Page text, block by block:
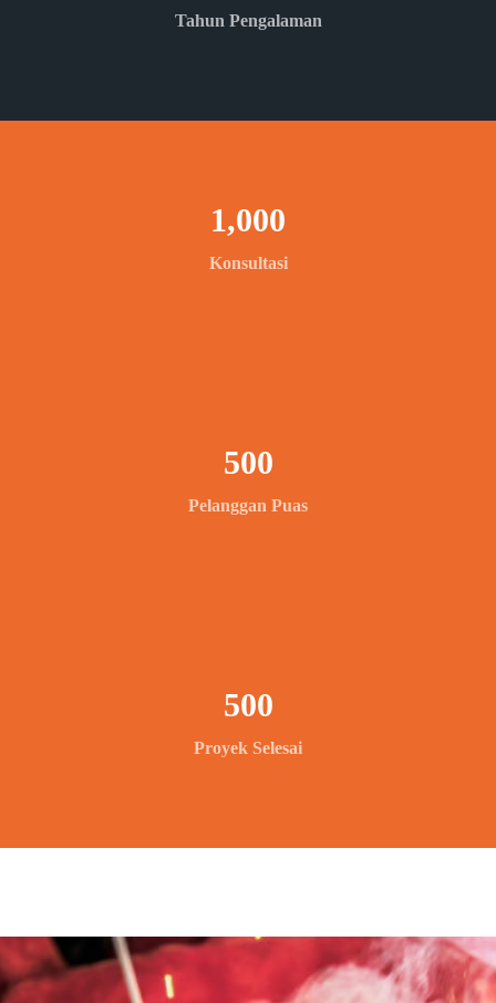
Tahun Pengalaman
Konsultasi
1,000
Pelanggan Puas
500
Proyek Selesai
500